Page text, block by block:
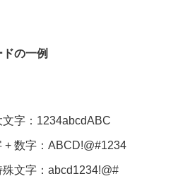
の一例
文字：1234abcdABC
+ 数字：ABCD!@#1234
文字：abcd1234!@#